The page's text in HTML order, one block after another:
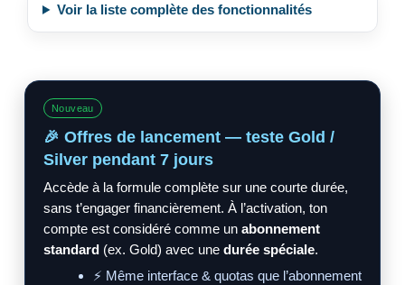
Voir la liste complète des fonctionnalités
Nouveau
🎉 Offres de lancement — teste Gold /
Silver pendant 7 jours
Accède à la formule complète sur une courte durée,
sans t’engager financièrement. À l’activation, ton
compte est considéré comme un abonnement
standard (ex. Gold) avec une durée spéciale.
⚡ Même interface & quotas que l’abonnement